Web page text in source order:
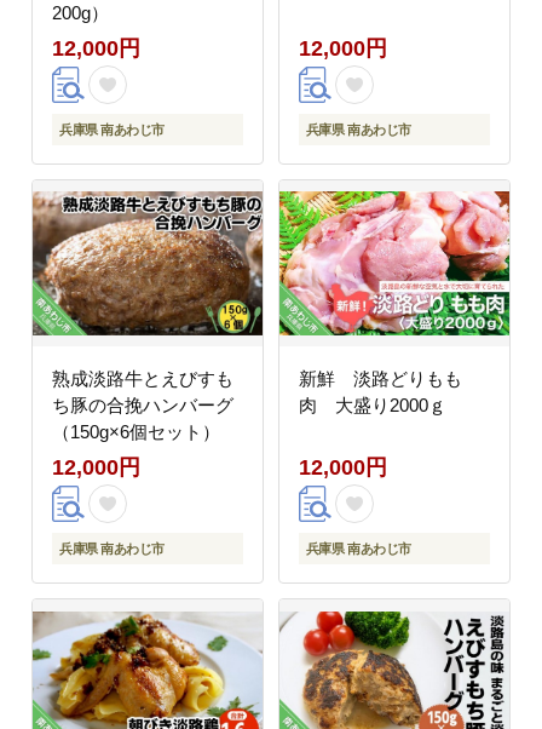
200g）
12,000円
兵庫県 南あわじ市
12,000円
兵庫県 南あわじ市
熟成淡路牛とえびすも
ち豚の合挽ハンバーグ
（150g×6個セット）
12,000円
兵庫県 南あわじ市
新鮮 淡路どりもも
肉 大盛り2000ｇ
12,000円
兵庫県 南あわじ市